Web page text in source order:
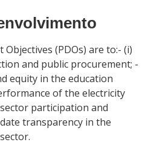
(PDOs) are to:- (i)
and public procurement; -
equity in the education
of the electricity
participation and
transparency in the